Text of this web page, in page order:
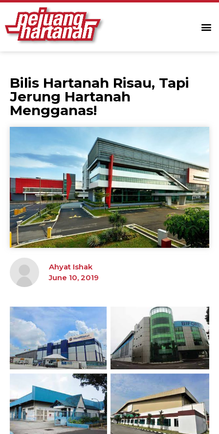
Bilis Hartanah Risau, Tapi
Jerung Hartanah
Mengganas!
Ahyat Ishak
June 10, 2019